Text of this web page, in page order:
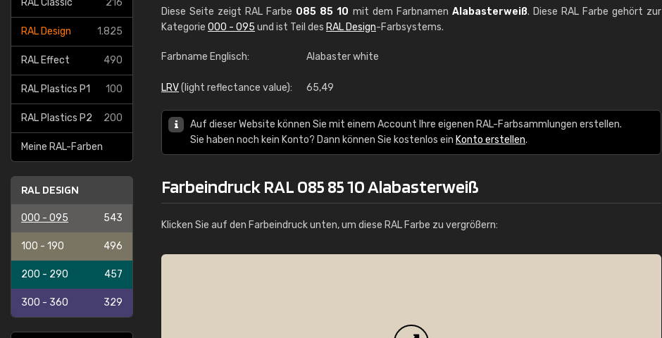
RAL Classic 216
RAL Design 1.825
RAL Effect 490
RAL Plastics P1 100
RAL Plastics P2 200
Meine RAL-Farben
RAL DESIGN
000 - 095 543
100 - 190 496
200 - 290 457
300 - 360 329
Diese Seite zeigt RAL Farbe 085 85 10 mit dem Farbnamen Alabasterweiß. Diese RAL Farbe gehört zur
Kategorie 000 - 095 und ist Teil des RAL Design-Farbsystems.
Farbname Englisch: Alabaster white
LRV(light reflectance value): 65,49
Auf dieser Website können Sie mit einem Account Ihre eigenen RAL-Farbsammlungen erstellen.
Sie haben noch kein Konto? Dann können Sie kostenlos ein Konto erstellen.
Farbeindruck RAL 085 85 10 Alabasterweiß
Klicken Sie auf den Farbeindruck unten, um diese RAL Farbe zu vergrößern:
RAL K7 auf Wasserbasis